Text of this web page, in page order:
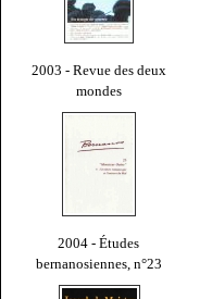
2003 - Revue des deux
mondes
2004 - Études
bernanosiennes, n°23